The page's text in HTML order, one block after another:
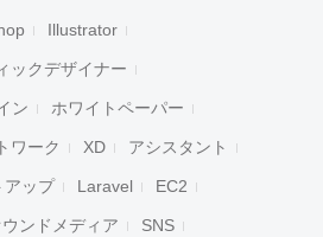
Illustrator
ックデザイナー
ン ホワイトペーパー
ワーク XD アシスタント
アップ Laravel EC2
ウンドメディア SNS